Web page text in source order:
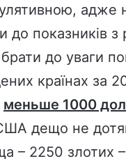
адже
до показників з
до уваги
країнах за
меньше 1000
дещо не
– 2250 злотих